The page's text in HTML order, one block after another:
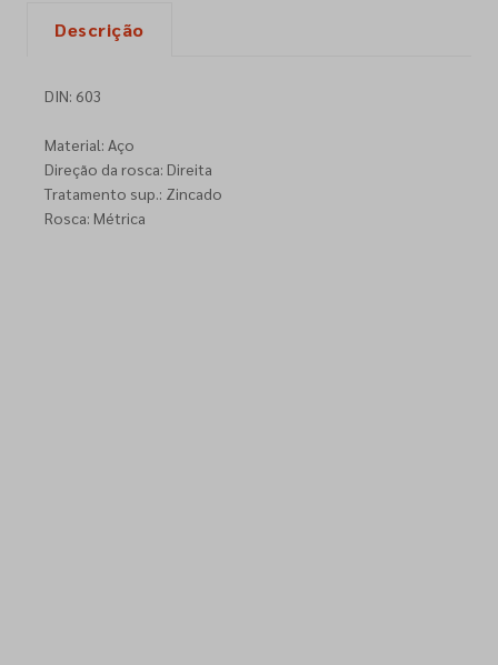
Descrição
DIN: 603
Material: Aço
Direção da rosca: Direita
Tratamento sup.: Zincado
Rosca: Métrica